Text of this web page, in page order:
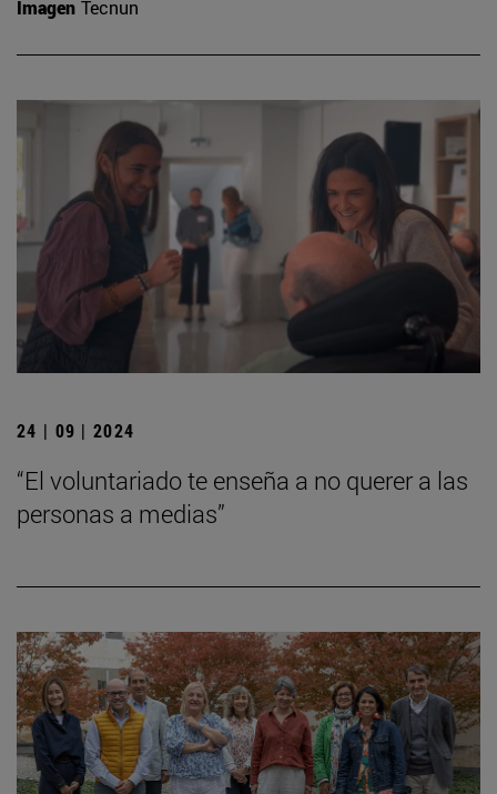
Imagen Tecnun
24 | 09 | 2024
“El voluntariado te enseña a no querer a las
personas a medias”